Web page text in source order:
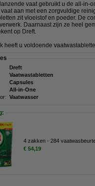
vaat gebruikt u de all-in-
aan met een zorgvuldige
zit vloeistof en poeder. De
Daarnaast zijn ze heel
op Dreft.
heeft u voldoende
Dreft
Vaatwastabletten
Capsules
All-in-One
Vaatwasser
4 zakken - 284
€ 54,19